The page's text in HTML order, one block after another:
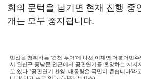
회의 문턱을 넘기면 현재 진행 중
개는 모두 중지됩니다.
민심을 청취하는 '경청 투어'에 나선 이재명 더불어민
시 완산구 풍남문 인근에서 공판연기를 혼영하는 지지
고 있다. '공판연기 환영, 대통령은 국민이 뽑습니다'라